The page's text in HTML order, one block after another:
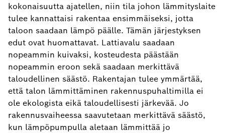
kokonaisuutta ajatellen, niin tila johon lämmityslaite
tulee kannattaisi rakentaa ensimmäiseksi, jotta
taloon saadaan lämpö päälle. Tämän järjestyksen
edut ovat huomattavat. Lattiavalu saadaan
nopeammin kuivaksi, kosteudesta päästään
nopeammin eroon sekä saadaan merkittävä
taloudellinen säästö. Rakentajan tulee ymmärtää,
että talon lämmittäminen rakennuspuhaltimilla ei
ole ekologista eikä taloudellisesti järkevää. Jo
rakennusvaiheessa saavutetaan merkittävä säästö,
kun lämpöpumpulla aletaan lämmittää jo